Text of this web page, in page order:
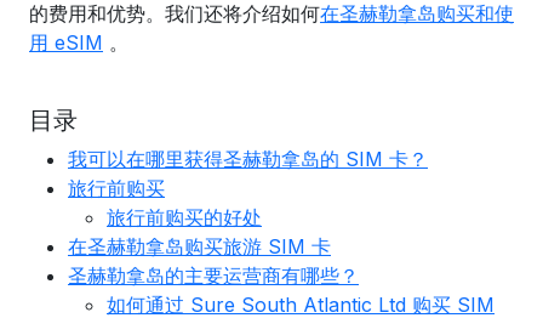
的费用和优势。我们还将介绍如何在圣赫勒拿岛购买和使
用 eSIM 。
目录
我可以在哪里获得圣赫勒拿岛的 SIM 卡？
旅行前购买
旅行前购买的好处
在圣赫勒拿岛购买旅游 SIM 卡
圣赫勒拿岛的主要运营商有哪些？
如何通过 Sure South Atlantic Ltd 购买 SIM